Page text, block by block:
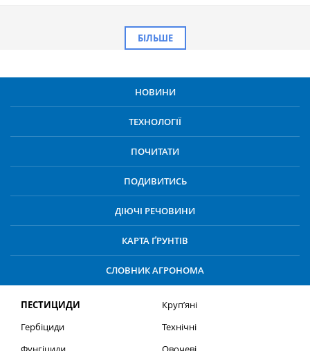
БІЛЬШЕ
НОВИНИ
ТЕХНОЛОГІЇ
ПОЧИТАТИ
ПОДИВИТИСЬ
ДІЮЧІ РЕЧОВИНИ
КАРТА ҐРУНТІВ
СЛОВНИК АГРОНОМА
ПЕСТИЦИДИ
Гербіциди
Круп’яні
Технічні